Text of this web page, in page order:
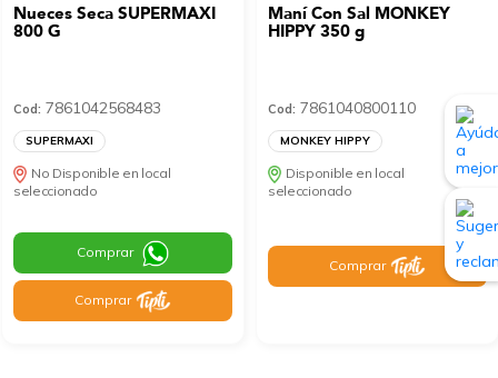
Nueces Seca SUPERMAXI
800 G
Cod: 7861042568483
SUPERMAXI
No Disponible en local
seleccionado
Comprar
Comprar
Maní Con Sal MONKEY
HIPPY 350 g
Cod: 7861040800110
MONKEY HIPPY
Disponible en local
seleccionado
Comprar